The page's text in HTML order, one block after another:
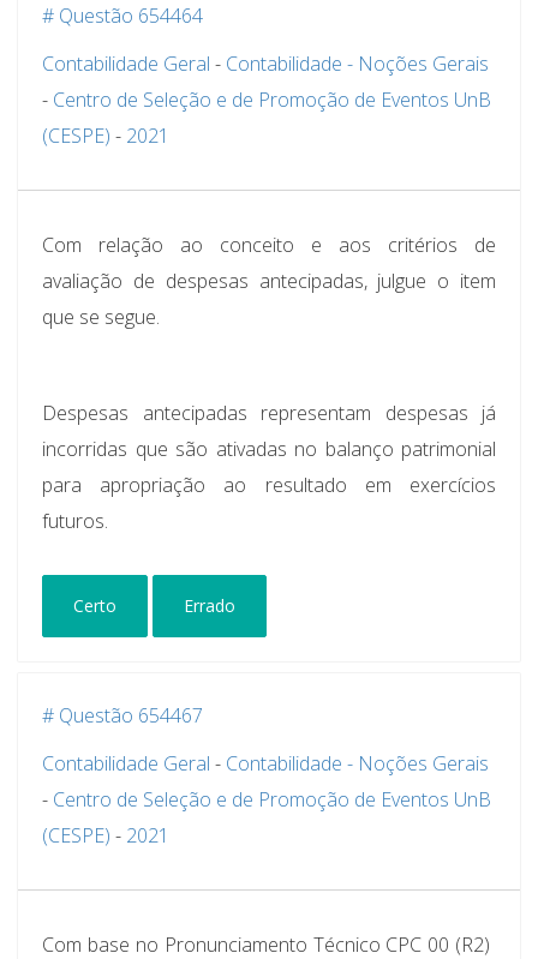
# Questão 654464
Contabilidade Geral - Contabilidade - Noções Gerais
- Centro de Seleção e de Promoção de Eventos UnB
(CESPE) - 2021
Com relação ao conceito e aos critérios de
avaliação de despesas antecipadas, julgue o item
que se segue.
Despesas antecipadas representam despesas já
incorridas que são ativadas no balanço patrimonial
para apropriação ao resultado em exercícios
futuros.
Certo Errado
# Questão 654467
Contabilidade Geral - Contabilidade - Noções Gerais
- Centro de Seleção e de Promoção de Eventos UnB
(CESPE) - 2021
Com base no Pronunciamento Técnico CPC 00 (R2) 